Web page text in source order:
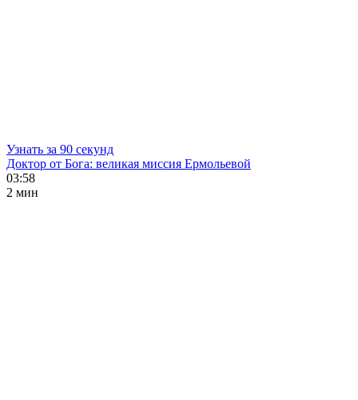
Узнать за 90 секунд
Доктор от Бога: великая миссия Ермольевой
03:58
2 мин